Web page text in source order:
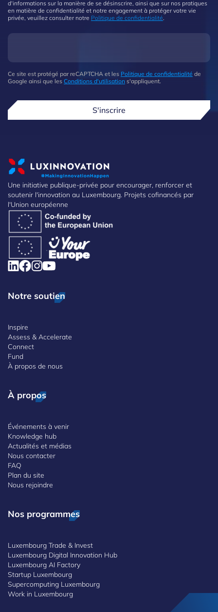
d'informations sur la manière de se désinscrire, ainsi que sur nos pratiques
en matière de confidentialité et notre engagement à protéger votre vie
privée, veuillez consulter notre Politique de confidentialité.
Ce site est protégé par reCAPTCHA et les Politique de confidentialité de
Google ainsi que les Conditions d'utilisation s'appliquent.
S'inscrire
Une initiative publique-privée pour encourager, renforcer et
soutenir l'innovation au Luxembourg. Projets cofinancés par
l'Union européenne
Notre soutien
Inspire
Assess & Accelerate
Connect
Fund
À propos de nous
À propos
Événements à venir
Knowledge hub
Actualités et médias
Nous contacter
FAQ
Plan du site
Nous rejoindre
Nos programmes
Luxembourg Trade & Invest
Luxembourg Digital Innovation Hub
Luxembourg AI Factory
Startup Luxembourg
Supercomputing Luxembourg
Work in Luxembourg